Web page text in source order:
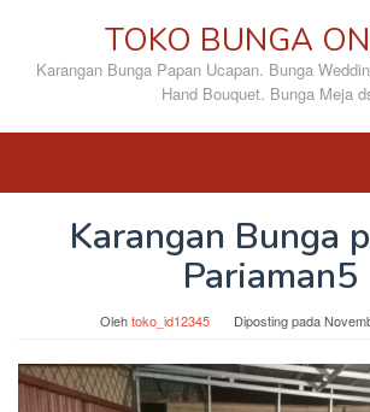
konten
TOKO BUNGA
Karangan Bunga Papan Ucapan. Bunga
Hand Bouquet. Bunga Meja
Karangan Bunga
Pariaman5
Olehtoko_id12345 Diposting pada